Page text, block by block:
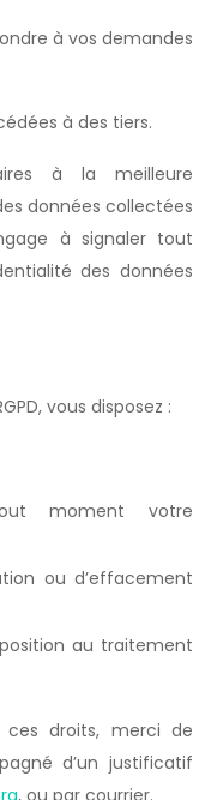
à vos demandes
à des tiers.
à la meilleure
données collectées
à signaler tout
des données
vous disposez :
moment votre
ou d’effacement
au traitement
ces droits, merci de
d’un justificatif
, ou par courrier.